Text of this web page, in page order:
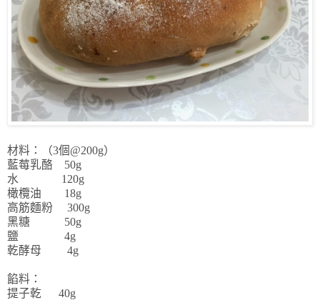
材料：（3個@200g）
藍莓乳酪 50g
水 120g
橄欖油 18g
高筋麵粉 300g
黑糖 50g
鹽 4g
乾酵母 4g
餡料：
提子乾 40g